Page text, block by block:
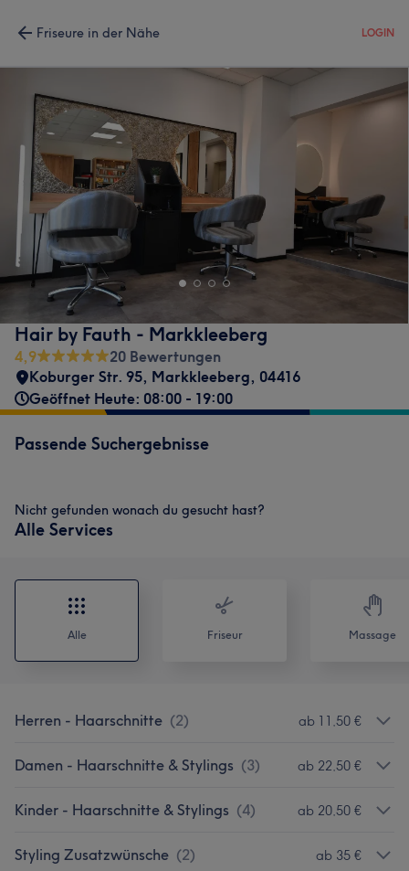
Friseure in der Nähe LOGIN
Hair by Fauth - Markkleeberg
4,9
20 Bewertungen
Koburger Str. 95, Markkleeberg, 04416
Geöffnet Heute: 08:00 - 19:00
Passende Suchergebnisse
Nicht gefunden wonach du gesucht hast?
Alle Services
Alle Friseur Massage
Herren - Haarschnitte (2) ab 11,50 €
Damen - Haarschnitte & Stylings (3) ab 22,50 €
Kinder - Haarschnitte & Stylings (4) ab 20,50 €
Styling Zusatzwünsche (2) ab 35 €